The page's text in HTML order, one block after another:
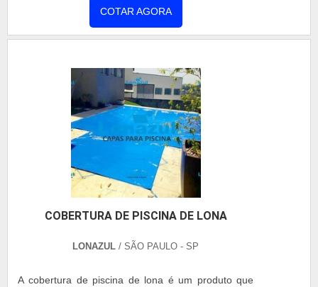
segura, com exclusivo rebordado em suas chapas.
produtos com sistema abre e fecha em coberturas,
brises e telhados, desenvolvidos com exclusividade
e patenteados pela empresa..
contenção de odores desagradáveis em lagoas de
chorume e lagoas de resíduos industriais até
acompanhe o nível do efluen....
COTAR AGORA
COBERTURA DE PISCINA DE LONA
LONAZUL / SÃO PAULO - SP
A cobertura de piscina de lona é um produto que